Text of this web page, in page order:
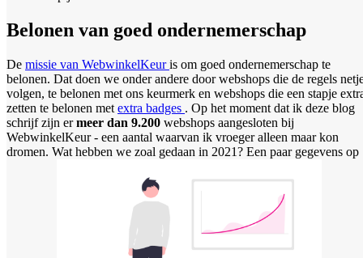
Belonen van goed ondernemerschap
De missie van WebwinkelKeuris om goed ondernemerschap te
belonen. Dat doen we onder andere door webshops die de regels
volgen, te belonen met ons keurmerk en webshops die een stapje
zetten te belonen met extra badges . Op het moment dat ik deze blog
schrijf zijn ermeer dan 9.200 webshops aangesloten bij
WebwinkelKeur - een aantal waarvan ik vroeger alleen maar kon
dromen. Wat hebben we zoal gedaan in 2021? Een paar gegevens op